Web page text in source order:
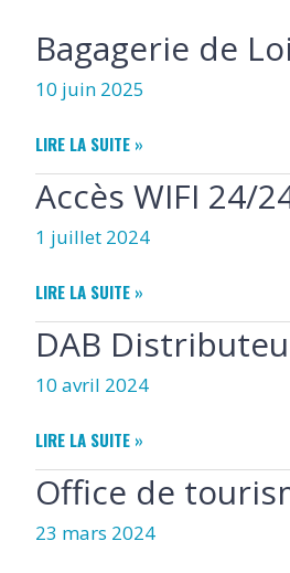
Bagagerie de
10 juin 2025
BAGAGERIE
LOIX
–
CONSIGNE
LIRE LA SUITE »
Accès WIFI 24/
1 juillet 2024
ACCÈS
24/24
LIRE LA SUITE »
DAB
10 avril 2024
DAB
DISTRIBUTEUR
DE
BILLETS
LIRE LA SUITE »
Office de
23 mars 2024